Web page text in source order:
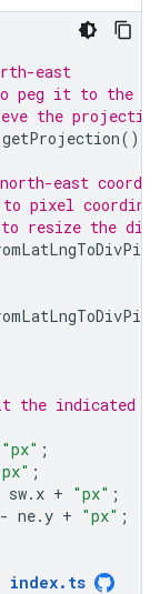
east
peg it to the
the
getProjection();
east
to pixel
to resize the div.
indicated
"px" ;
;
sw. x + "px" ;
- ne.y + "px" ;
index. ts